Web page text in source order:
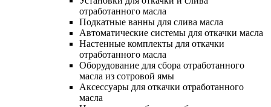
отработанного масла
Подкатные ванны для слива масла
Автоматические системы для откачки масла
Настенные комплекты для откачки
отработанного масла
Оборудование для сбора отработанного
масла из сотровой ямы
Аксессуары для откачки отработанного
масла